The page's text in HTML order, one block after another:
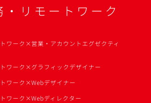
・リモートワーク
ワーク×営業・アカウントエグゼクティ
ワーク×グラフィックデザイナー
ワーク×Webデザイナー
ワーク×Webディレクター